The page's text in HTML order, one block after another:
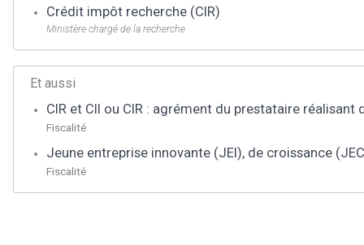
Crédit impôt recherche (CIR)
Ministère chargé de la recherche
Et aussi
CIR et CII ou CIR : agrément du prestataire réalisant
Fiscalité
Jeune entreprise innovante (JEI), de croissance
Fiscalité